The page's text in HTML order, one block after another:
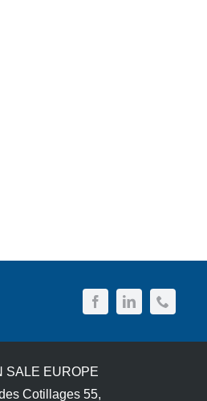
SALE EUROPE
Cotillages 55,